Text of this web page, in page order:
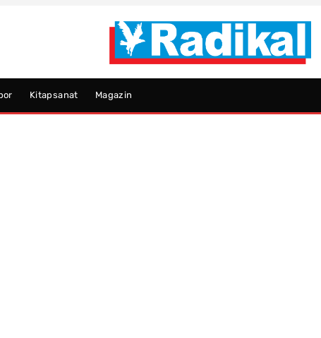
Kitapsanat Magazin